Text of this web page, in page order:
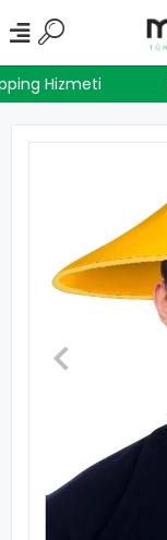
Hizmeti